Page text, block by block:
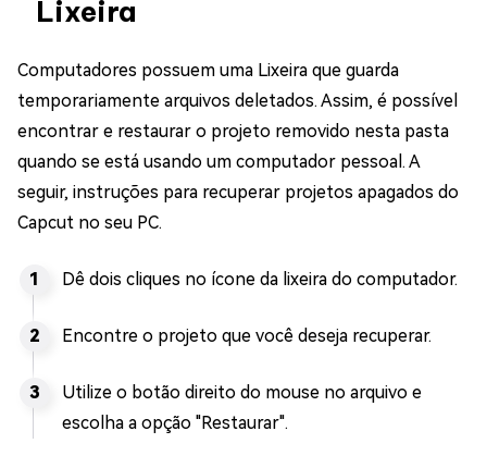
Lixeira
Computadores possuem uma Lixeira que guarda
temporariamente arquivos deletados. Assim, é possível
encontrar e restaurar o projeto removido nesta pasta
quando se está usando um computador pessoal. A
seguir, instruções para recuperar projetos apagados do
Capcut no seu PC.
Dê dois cliques no ícone da lixeira do computador.
Encontre o projeto que você deseja recuperar.
Utilize o botão direito do mouse no arquivo e
escolha a opção "Restaurar".